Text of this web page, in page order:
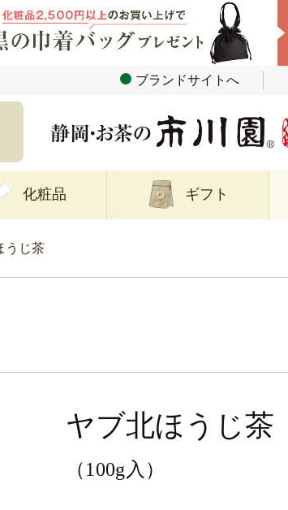
ブランドサイトへ
化粧品 ギフト
うじ茶
ヤブ北ほうじ茶
（100g入）